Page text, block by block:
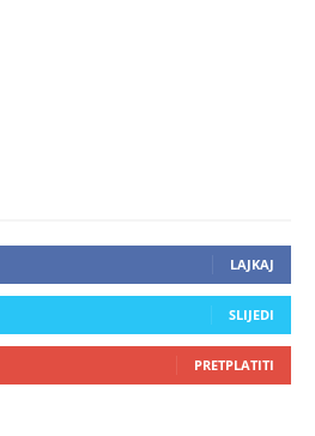
LAJKAJ
SLIJEDI
PRETPLATITI